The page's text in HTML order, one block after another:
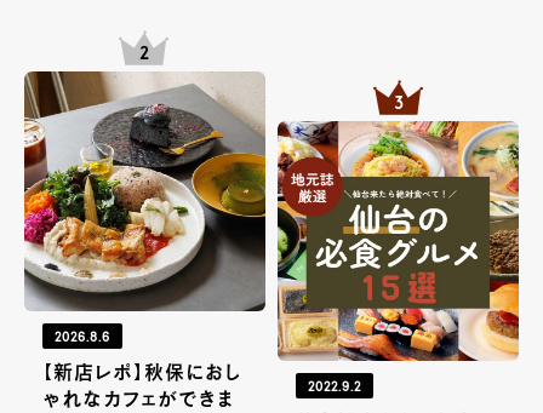
2026.8.6
【新店レポ】秋保におし
ゃれなカフェができま
2022.9.2